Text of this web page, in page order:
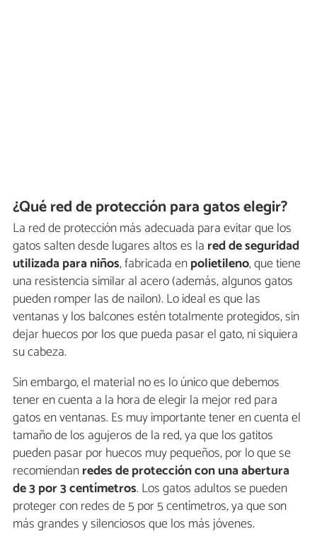
¿Qué red de protección para gatos elegir?
La red de protección más adecuada para evitar que los
gatos salten desde lugares altos es la red de seguridad
utilizada para niños, fabricada enpolietileno, que tiene
una resistencia similar al acero (además, algunos gatos
pueden romper las de nailon). Lo ideal es que las
ventanas y los balcones estén totalmente protegidos, sin
dejar huecos por los que pueda pasar el gato, ni siquiera
su cabeza.
Sin embargo, el material no es lo único que debemos
tener en cuenta a la hora de elegir la mejor red para
gatos en ventanas. Es muy importante tener en cuenta el
tamaño de los agujeros de la red, ya que los gatitos
pueden pasar por huecos muy pequeños, por lo que se
recomiendanredes de protección con una abertura
de 3 por 3 centímetros. Los gatos adultos se pueden
proteger con redes de 5 por 5 centímetros, ya que son
más grandes y silenciosos que los más jóvenes.